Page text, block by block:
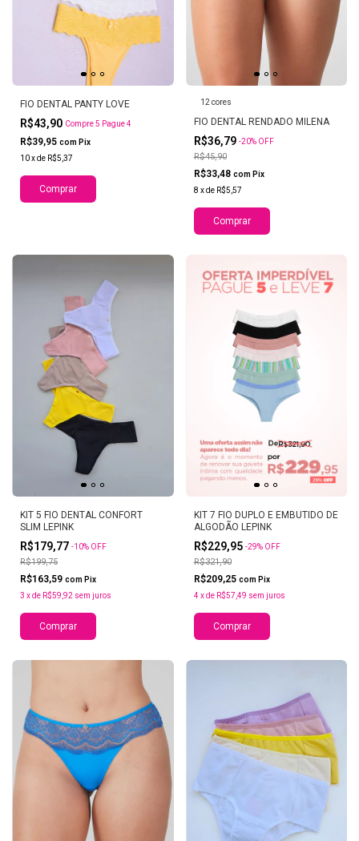
FIO DENTAL PANTY LOVE
R$43,90 Compre 5 Pague 4
R$39,95 com Pix
10xde R$5,37
Comprar
12 cores
FIO DENTAL RENDADO MILENA
R$36,79 -20% OFF
R$45,90
R$33,48 com Pix
8 xde R$5,57
Comprar
KIT 5 FIO DENTAL CONFORT
SLIM LEPINK
R$179,77 -10% OFF
R$199,75
R$163,59 com Pix
3 xde R$59,92 sem juros
Comprar
KIT 7 FIO DUPLO E EMBUTIDO DE
ALGODÃO LEPINK
R$229,95 -29% OFF
R$321,90
R$209,25 com Pix
4 xde R$57,49 sem juros
Comprar